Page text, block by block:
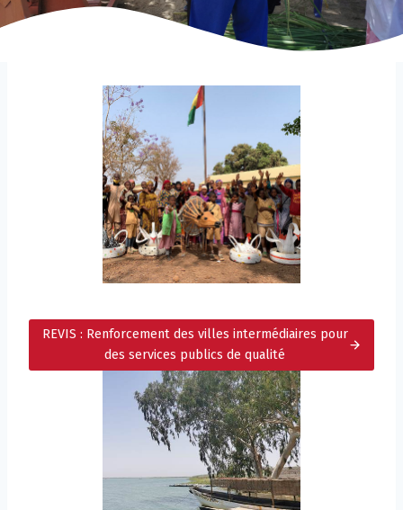
REVIS : Renforcement des villes intermédiaires pour
des services publics de qualité